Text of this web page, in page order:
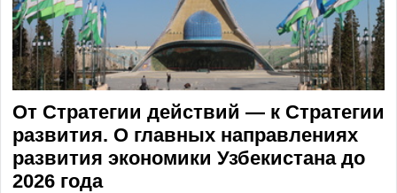
От Стратегии действий — к Стратегии
развития. О главных направлениях
развития экономики Узбекистана до
2026 года